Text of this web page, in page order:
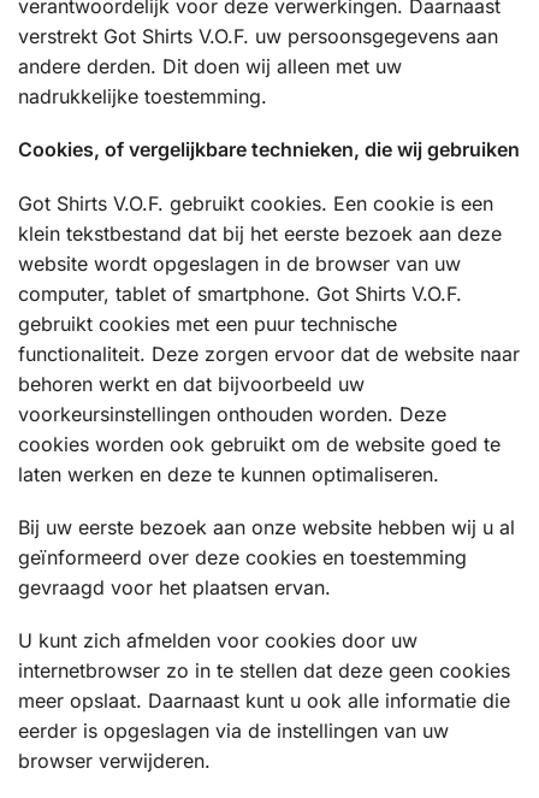
verantwoordelijk voor deze verwerkingen. Daarnaast
verstrekt Got Shirts V.O.F. uw persoonsgegevens aan
andere derden. Dit doen wij alleen met uw
nadrukkelijke toestemming.
Cookies, of vergelijkbare technieken, die wij gebruiken
Got Shirts V.O.F. gebruikt cookies. Een cookie is een
klein tekstbestand dat bij het eerste bezoek aan deze
website wordt opgeslagen in de browser van uw
computer, tablet of smartphone. Got Shirts V.O.F.
gebruikt cookies met een puur technische
functionaliteit. Deze zorgen ervoor dat de website naar
behoren werkt en dat bijvoorbeeld uw
voorkeursinstellingen onthouden worden. Deze
cookies worden ook gebruikt om de website goed te
laten werken en deze te kunnen optimaliseren.
Bij uw eerste bezoek aan onze website hebben wij u al
geïnformeerd over deze cookies en toestemming
gevraagd voor het plaatsen ervan.
U kunt zich afmelden voor cookies door uw
internetbrowser zo in te stellen dat deze geen cookies
meer opslaat. Daarnaast kunt u ook alle informatie die
eerder is opgeslagen via de instellingen van uw
browser verwijderen.